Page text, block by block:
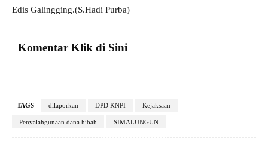
Edis Galingging.(S.Hadi Purba)
Komentar Klik di Sini
TAGS dilaporkan DPD KNPI Kejaksaan
Penyalahgunaan dana hibah SIMALUNGUN